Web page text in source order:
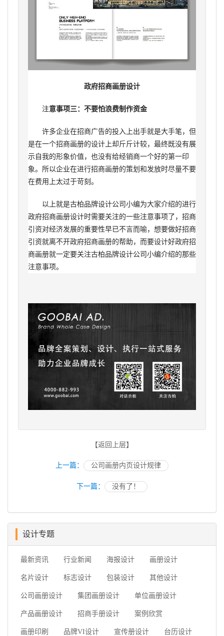
政府招商画册设计
注意事项三：不要怕浪费制作资金
许多企业在招商广告的投入上出手就是大手笔，但
是在一个招商画册的设计上却斤斤计较，最终既没有展
示自我的形象价值，也没有给经销商一个好的第一印
象。所以企业在进行招商画册的策划和发放时尽量不要
在费用上太过于苛刻。
以上就是古柏品牌设计公司小编为大家介绍的进行
政府招商画册设计时需要关注的一些注意事项了，招商
引资对经济发展的重要性早已不言而喻，想要做好招商
引资就离不开政府招商画册的帮助，而要设计好政府招
商画册就一定要关注古柏品牌设计公司小编介绍的那些
注意事项。
【返回上层】
上一篇： 公司画册内页设计规律
下一篇： 没有了！
设计专题
最新资讯 行业新闻 海报设计 画册设计
名片设计 标志设计 包装设计 其他设计
公司画册设计 集团画册设计 单位画册设计
产品画册设计 招商手册设计 案例欣赏
画册印刷 品牌VI设计 宣传册设计 台历设计